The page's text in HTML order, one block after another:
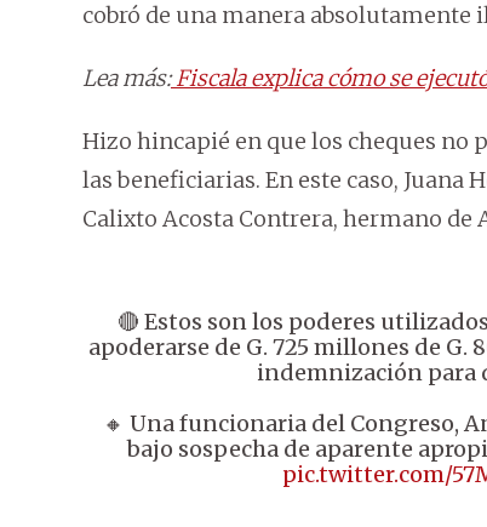
cobró de una manera absolutamente
Lea más:Fiscala explica cómo se
Hizo hincapié en que los cheques no
las beneficiarias. En este caso, Juana
Calixto Acosta Contrera, hermano de
🔴 Estos son los poderes
apoderarse de G. 725 millones de
indemnización para
🔸 Una funcionaria del Congreso,
bajo sospecha de aparente
pic.twitter.com/